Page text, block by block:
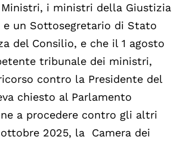
Ministri, i ministri della Giustizia
e un Sottosegretario di Stato
del Consilio, e che il 1 agosto
tribunale dei ministri,
contro la Presidente del
chiesto al Parlamento
a procedere contro gli altri
2025, la Camera dei